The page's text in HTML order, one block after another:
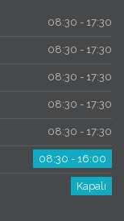
08:30 - 17:30
08:30 - 17:30
08:30 - 17:30
08:30 - 17:30
08:30 - 17:30
08:30 - 16:00
Kapalı